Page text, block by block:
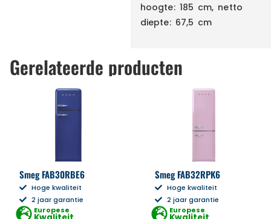
hoogte: 185 cm, netto
diepte: 67,5 cm
Gerelateerde producten
Smeg FAB30RBE6
Hoge kwaliteit
2 jaar garantie
Europese
Smeg FAB32RPK6
Hoge kwaliteit
2 jaar garantie
Europese